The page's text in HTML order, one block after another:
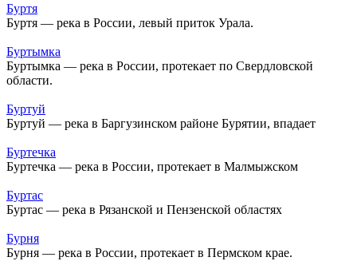
Буртя
Буртя — река в России, левый приток Урала.
Буртымка
Буртымка — река в России, протекает по Свердловской
области.
Буртуй
Буртуй — река в Баргузинском районе Бурятии, впадает
Буртечка
Буртечка — река в России, протекает в Малмыжском
Буртас
Буртас — река в Рязанской и Пензенской областях
Бурня
Бурня — река в России, протекает в Пермском крае.